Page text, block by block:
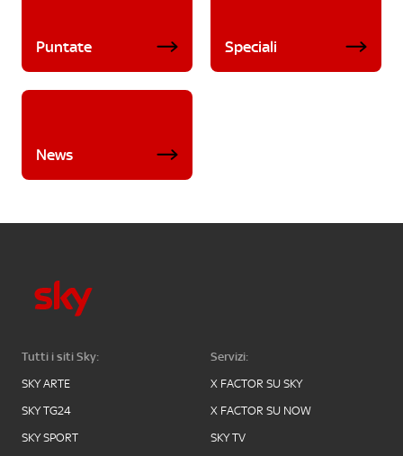
Puntate Speciali
News
Tutti i siti Sky:
SKY ARTE
SKY TG24
SKY SPORT
Servizi:
X FACTOR SU SKY
X FACTOR SU NOW
SKY TV